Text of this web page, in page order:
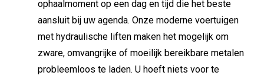
ophaalmoment op een dag en tijd die het beste
aansluit bij uw agenda. Onze moderne voertuigen
met hydraulische liften maken het mogelijk om
zware, omvangrijke of moeilijk bereikbare metalen
probleemloos te laden. U hoeft niets voor te